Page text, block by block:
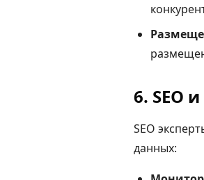
6. SEO
SEO
данных: